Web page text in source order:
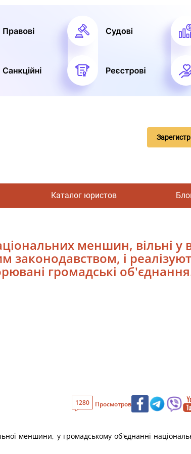
Каталог юристов
меншин, вільні у
і
громадські
1280 Просмотров
меншини, у громадському об'єднанні